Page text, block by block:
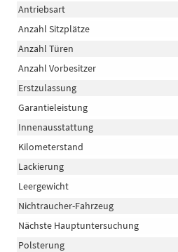
Antriebsart
Anzahl Sitzplätze
Anzahl Türen
Anzahl Vorbesitzer
Erstzulassung
Garantieleistung
Innenausstattung
Kilometerstand
Lackierung
Leergewicht
Nichtraucher-Fahrzeug
Nächste Hauptuntersuchung
Polsterung